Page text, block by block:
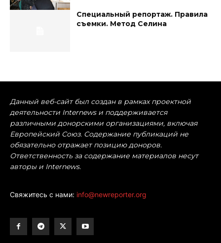
Специальный репортаж. Правила
съемки. Метод Селина
Данный веб-сайт был создан в рамках проектной
деятельности Internews и поддерживается
различными донорскими организациями, включая
Европейский Союз. Содержание публикаций не
обязательно отражает позицию доноров.
Ответственность за содержание материалов несут
авторы и Internews.
Свяжитесь с нами: info@newreporter.org